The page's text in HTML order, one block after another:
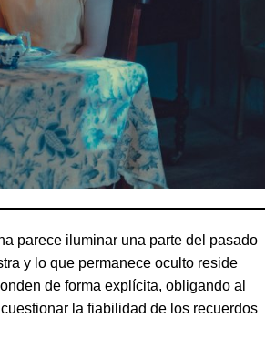
parece iluminar una parte del pasado
y lo que permanece oculto reside
de forma explícita, obligando al
la fiabilidad de los recuerdos